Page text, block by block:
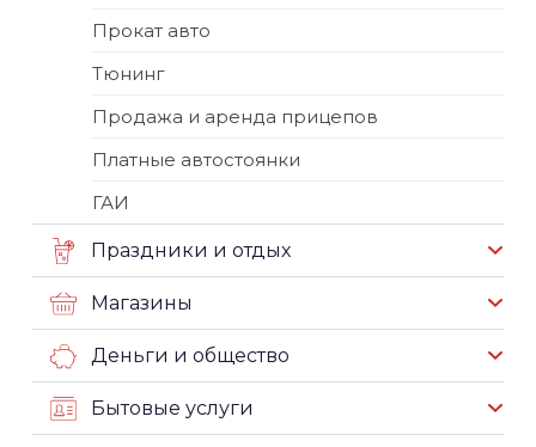
Прокат авто
Тюнинг
Продажа и аренда прицепов
Платные автостоянки
ГАИ
Праздники и отдых
Магазины
Деньги и общество
Бытовые услуги